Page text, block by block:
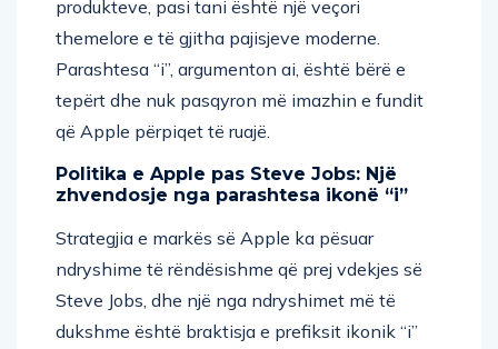
produkteve, pasi tani është një veçori
themelore e të gjitha pajisjeve moderne.
Parashtesa “i”, argumenton ai, është bërë e
tepërt dhe nuk pasqyron më imazhin e fundit
që Apple përpiqet të ruajë.
Politika e Apple pas Steve Jobs: Një
zhvendosje nga parashtesa ikonë “i”
Strategjia e markës së Apple ka pësuar
ndryshime të rëndësishme që prej vdekjes së
Steve Jobs, dhe një nga ndryshimet më të
dukshme është braktisja e prefiksit ikonik “i”